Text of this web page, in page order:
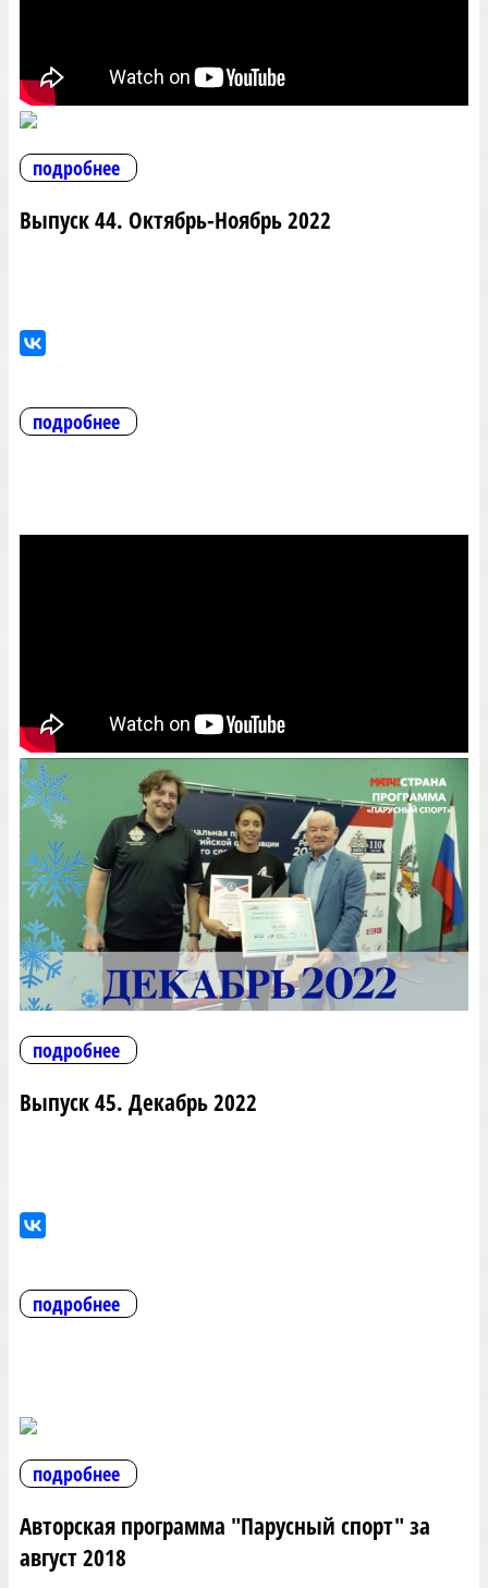
подробнее
Выпуск 44. Октябрь-Ноябрь 2022
подробнее
подробнее
Выпуск 45. Декабрь 2022
подробнее
подробнее
Авторская программа "Парусный спорт" за
август 2018